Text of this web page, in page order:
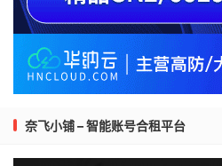
奈飞小铺 – 智能账号合租平台